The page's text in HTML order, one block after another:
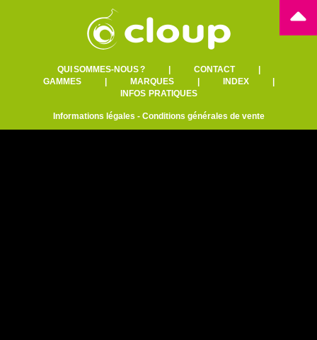
QUI SOMMES-NOUS ?| CONTACT|
GAMMES| MARQUES| INDEX|
INFOS PRATIQUES
Informations légales - Conditions générales de vente